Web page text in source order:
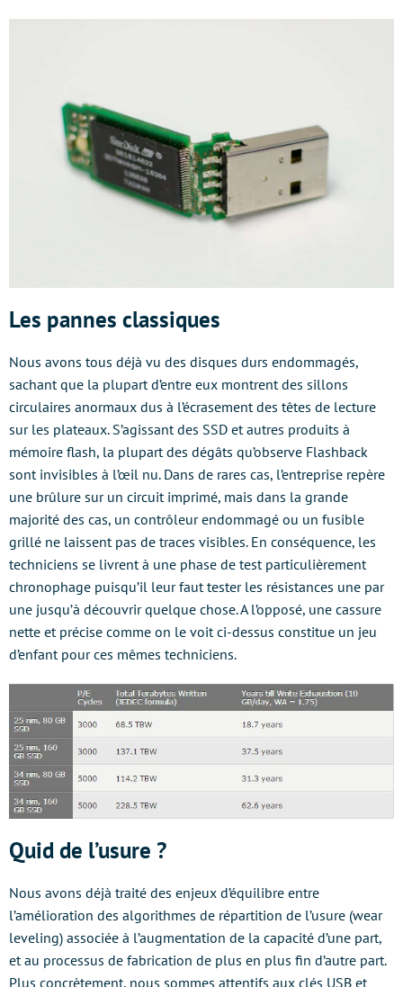
Les pannes classiques
Nous avons tous déjà vu des disques durs endommagés,
sachant que la plupart d’entre eux montrent des sillons
circulaires anormaux dus à l’écrasement des têtes de lecture
sur les plateaux. S’agissant des SSD et autres produits à
mémoire flash, la plupart des dégâts qu’observe Flashback
sont invisibles à l’œil nu. Dans de rares cas, l’entreprise repère
une brûlure sur un circuit imprimé, mais dans la grande
majorité des cas, un contrôleur endommagé ou un fusible
grillé ne laissent pas de traces visibles. En conséquence, les
techniciens se livrent à une phase de test particulièrement
chronophage puisqu’il leur faut tester les résistances une par
une jusqu’à découvrir quelque chose. A l’opposé, une cassure
nette et précise comme on le voit ci-dessus constitue un jeu
d’enfant pour ces mêmes techniciens.
Quid de l’usure ?
Nous avons déjà traité des enjeux d’équilibre entre
l’amélioration des algorithmes de répartition de l’usure (wear
leveling) associée à l’augmentation de la capacité d’une part,
et au processus de fabrication de plus en plus fin d’autre part.
Plus concrètement, nous sommes attentifs aux clés USB et